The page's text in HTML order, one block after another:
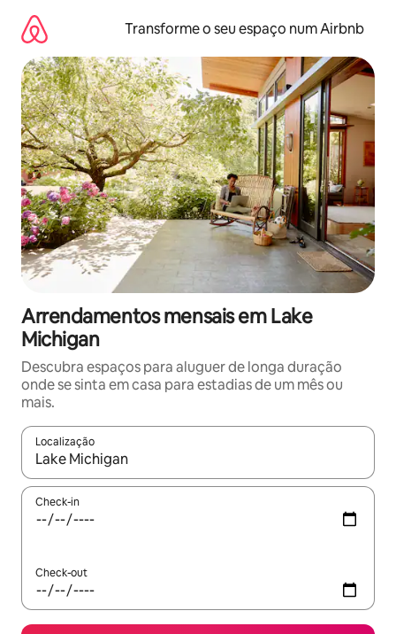
para
conteúdo
Transforme o seu espaço num Airbnb
Arrendamentos mensais em Lake
Michigan
Descubra espaços para aluguer de longa duração
onde se sinta em casa para estadias de um mês ou
mais.
Localização
Quando os resultados estiverem disponíveis, navegue com
Check-in
Check-out